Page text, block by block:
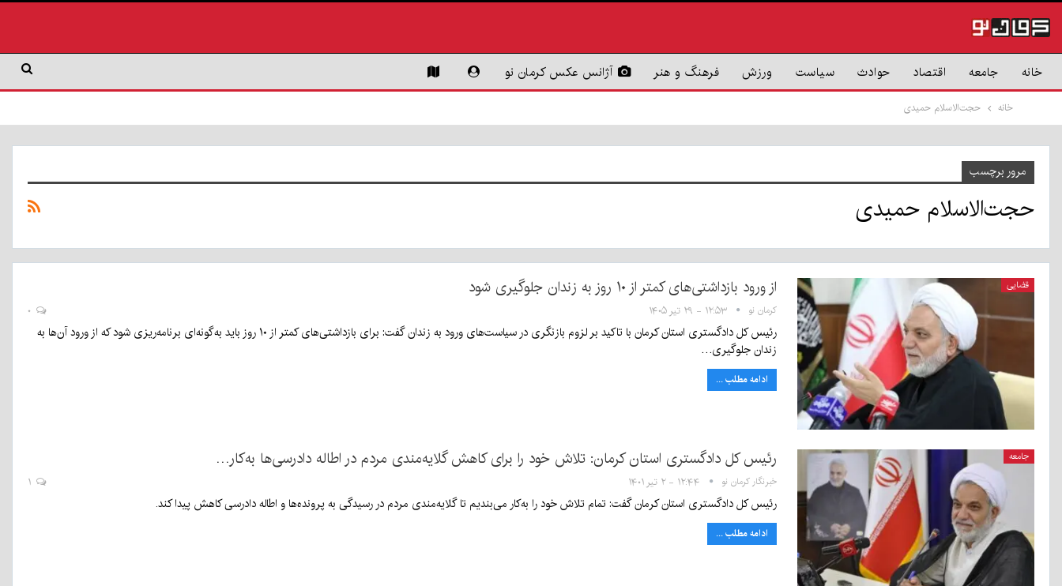
خانه جامعه اقتصاد حوادث سیاست ورزش فرهنگ و هنر آژانس عکس کرمان نو
خانه حجت‌الاسلام حمیدی
مرور برچسب
حجت‌الاسلام حمیدی
قضایی از ورود بازداشتی‌های کمتر از ۱۰ روز به زندان‌ جلوگیری شود
کرمان نو ۱۲:۵۳ - ۲۹ تیر ۱۴۰۵
رئیس کل دادگستری استان کرمان با تاکید بر لزوم بازنگری در سیاست‌های ورود به زندان گفت: برای بازداشتی‌های کمتر از ۱۰ روز باید به‌گونه‌ای برنامه‌ریزی شود که از ورود آن‌ها به
زندان جلوگیری…
ادامه مطلب ...
جامعه رئیس کل دادگستری استان کرمان: تلاش خود را برای کاهش گلایه‌مندی مردم در اطاله دادرسی‌ها به‌کار…
خبرنگار کرمان نو ۱۲:۴۴ - ۲ تیر ۱۴۰۱
رئیس کل دادگستری استان کرمان گفت: تمام تلاش خود را به‌کار می‌بندیم تا گلایه‌مندی مردم در رسیدگی به پرونده‌ها و اطاله دادرسی کاهش پیدا کند.
ادامه مطلب ...